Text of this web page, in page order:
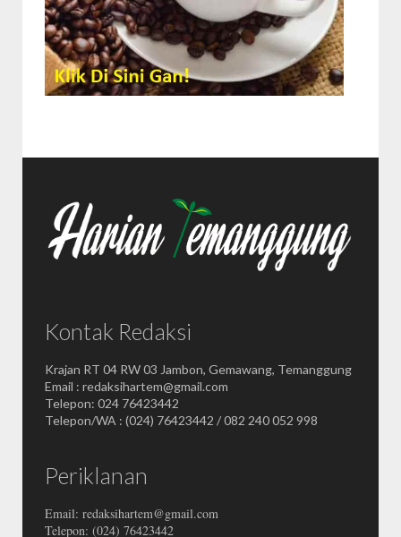
Kontak Redaksi
Krajan RT 04 RW 03 Jambon, Gemawang, Temanggung
Email : redaksihartem@gmail.com
Telepon: 024 76423442
Telepon/WA : (024) 76423442 / 082 240 052 998
Periklanan
Email: redaksihartem@gmail.com
Telepon: (024) 76423442